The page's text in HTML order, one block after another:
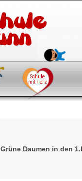
Grüne Daumen in den